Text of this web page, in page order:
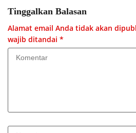
Tinggalkan Balasan
Alamat email Anda tidak akan
wajib ditandai *